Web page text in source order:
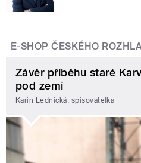
E-SHOP ČESKÉHO
Závěr příběhu staré
pod zemí
Karin Lednická, spisovatelka